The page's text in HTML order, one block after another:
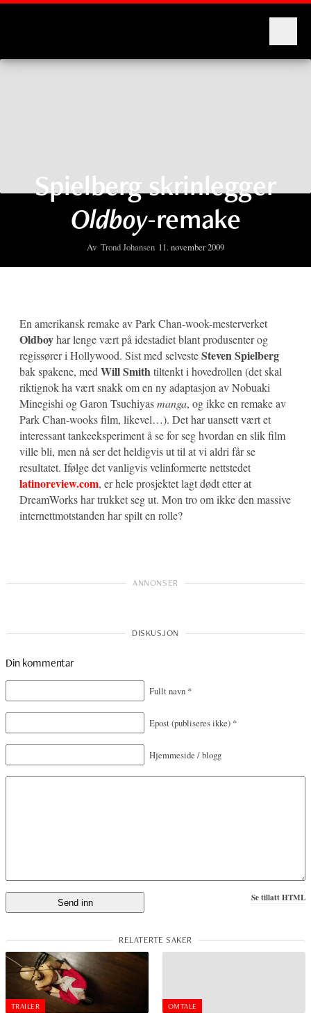
Spielberg skrinlegger
Oldboy-remake
Av Trond Johansen 11. november 2009
En amerikansk remake av Park Chan-wook-mesterverket
Oldboyhar lenge vært på idestadiet blant produsenter og
regissører i Hollywood. Sist med selvesteSteven Spielberg
bak spakene, medWill Smithtiltenkt i hovedrollen (det skal
riktignok ha vært snakk om en ny adaptasjon av Nobuaki
Minegishi og Garon Tsuchiyasmanga, og ikke en remake av
Park Chan-wooks film, likevel…). Det har uansett vært et
interessant tankeeksperiment å se for seg hvordan en slik film
ville bli, men nå ser det heldigvis ut til at vi aldri får se
resultatet. Ifølge det vanligvis velinformerte nettstedet
latinoreview.com, er hele prosjektet lagt dødt etter at
DreamWorks har trukket seg ut. Mon tro om ikke den massive
internettmotstanden har spilt en rolle?
Din kommentar
Fullt navn *
Epost(publiseres ikke) *
Hjemmeside / blogg
Se tillatt HTML
TRAILER OMTALE